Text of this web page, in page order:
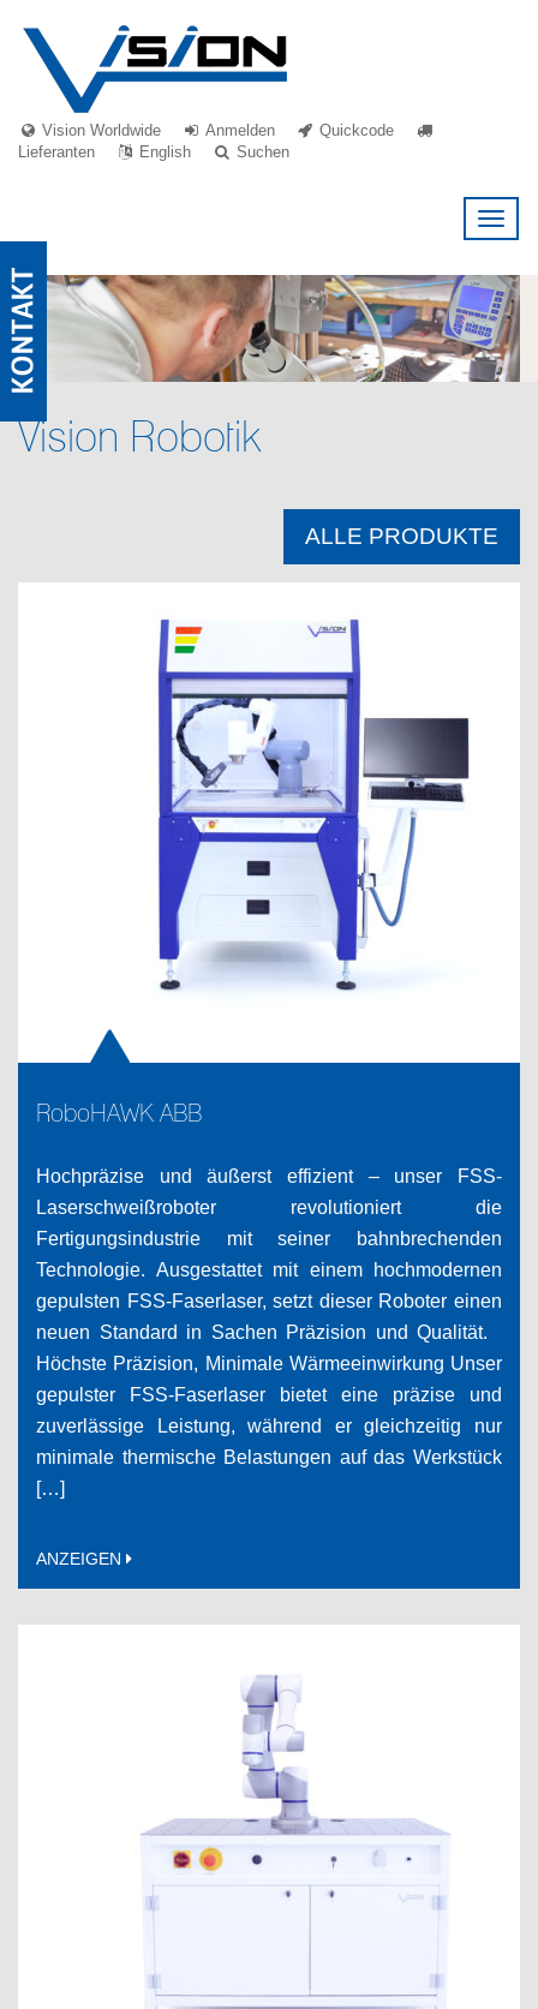
Vision Worldwide Anmelden
Quickcode
Lieferanten
English Suchen
Vision Robotik
ALLE PRODUKTE
RoboHAWK ABB
Hochpräzise und äußerst effizient – unser FSS-
Laserschweißroboter revolutioniert die
Fertigungsindustrie mit seiner bahnbrechenden
Technologie. Ausgestattet mit einem hochmodernen
gepulsten FSS-Faserlaser, setzt dieser Roboter einen
neuen Standard in Sachen Präzision und Qualität.
Höchste Präzision, Minimale Wärmeeinwirkung Unser
gepulster FSS-Faserlaser bietet eine präzise und
zuverlässige Leistung, während er gleichzeitig nur
minimale thermische Belastungen auf das Werkstück
[…]
ANZEIGEN